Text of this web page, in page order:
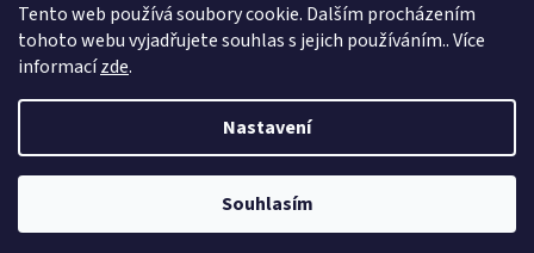
Tento web používá soubory cookie. Dalším procházením
tohoto webu vyjadřujete souhlas s jejich používáním.. Více
informacízde.
Nastavení
Souhlasím
nastavená Věrnostní sleva 3% - 10% na Všechny Vaše další nákupy. Čím
víc nakoupíte, tím větší slevu můžete získat. Vaše objednávky se sčítají.
Využít můžete i "Slevové kody" nebo DOPRAVU ZDARMA. Přejeme
příjemný nákup u nás Jana Kotasová Komárková a kolektiv pracovníků
Copyright 2026Eshop Jana. Všechna práva vyhrazena.